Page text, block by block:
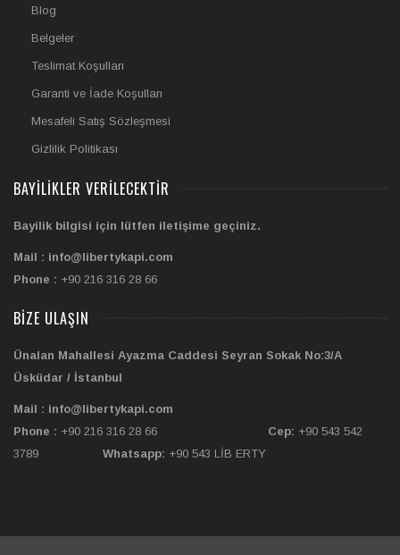
Blog
Belgeler
Teslimat Koşulları
Garanti ve İade Koşulları
Mesafeli Satış Sözleşmesi
Gizlilik Politikası
BAYILIKLER VERILECEKTIR
Bayilik bilgisi için lütfen iletişime geçiniz.
Mail : info@libertykapi.com
Phone : +90 216 316 28 66
BIZE ULAŞIN
Ünalan Mahallesi Ayazma Caddesi Seyran Sokak No:3/A
Üsküdar / İstanbul
Mail : info@libertykapi.com
Phone : +90 216 316 28 66 Cep: +90 543 542
3789 Whatsapp: +90 543 LİB ERTY